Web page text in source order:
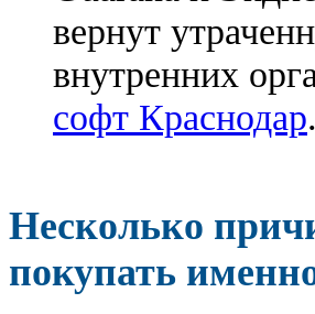
вернут
внутренних
софт Краснодар.
Несколько
покупать